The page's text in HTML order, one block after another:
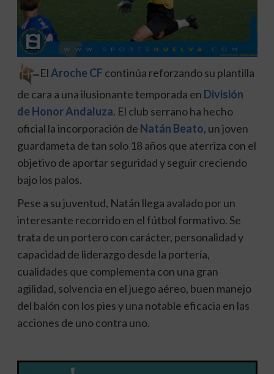
ElAroche CF continúa reforzando su plantilla
de cara a una ilusionante temporada en División
de Honor Andaluza. El club serrano ha hecho
oficial la incorporación de Natán Beato, un joven
guardameta de tan solo 18 años que aterriza con el
objetivo de aportar seguridad y seguir creciendo
bajo los palos.
Pese a su juventud, Natán llega avalado por un
interesante recorrido en el fútbol formativo. Se
trata de un portero con carácter, personalidad y
capacidad de liderazgo desde la portería,
cualidades que complementa con una gran
agilidad, solvencia en el juego aéreo, buen manejo
del balón con los pies y una notable eficacia en las
acciones de uno contra uno.